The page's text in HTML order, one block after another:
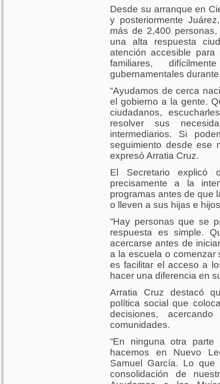
Desde su arranque en
y posteriormente
más de 2,400
una alta respuesta
atención accesible
familiares,
gubernamentales
“Ayudamos de cerca
el gobierno a la gente.
ciudadanos,
resolver sus
intermediarios. Si
seguimiento desde ese
expresó Arratia Cruz.
El Secretario explicó
precisamente a la
programas antes de que
o lleven a sus hijas e
“Hay personas que se
respuesta es simple.
acercarse antes de
a la escuela o comenzar
es facilitar el acceso a
hacer una diferencia en
Arratia Cruz destacó
política social que
decisiones,
comunidades.
“En ninguna otra
hacemos en Nuevo
Samuel García. Lo
consolidación de